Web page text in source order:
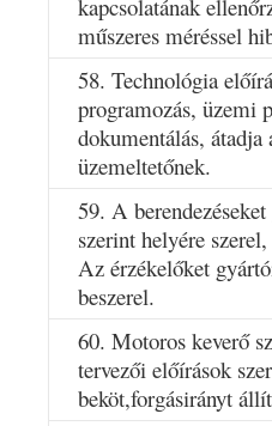
kapcsolatának
műszeres méréssel
58. Technológia
programozás, üzemi
dokumentálás, átadja
üzemeltetőnek.
59. A
szerint helyére
Az érzékelőket
beszerel.
60. Motoros keverő
tervezői előírások
beköt,forgásirányt